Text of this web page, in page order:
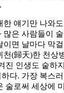
한 얘기만 나와
많은 사람들이
면 날마다 막
천(歸天)한 천상
진 인생도 숱하
다. 가장 복스
술로써 세상에